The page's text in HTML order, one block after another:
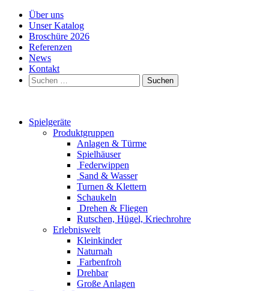
Über uns
Unser Katalog
Broschüre 2026
Referenzen
News
Kontakt
Suchen
nach:
Spielgeräte
Produktgruppen
Anlagen & Türme
Spielhäuser
Federwippen
Sand & Wasser
Turnen & Klettern
Schaukeln
Drehen & Fliegen
Rutschen, Hügel, Kriechrohre
Erlebniswelt
Kleinkinder
Naturnah
Farbenfroh
Drehbar
Große Anlagen